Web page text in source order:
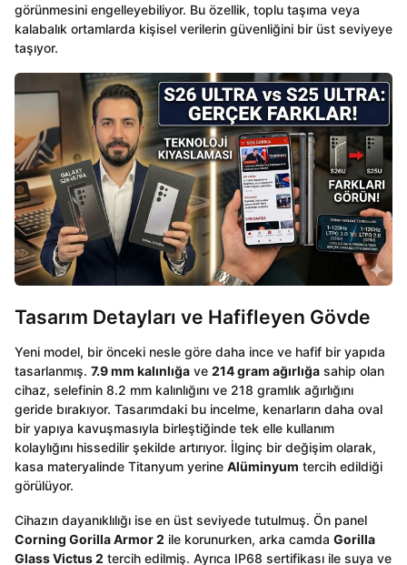
görünmesini engelleyebiliyor. Bu özellik, toplu taşıma veya
kalabalık ortamlarda kişisel verilerin güvenliğini bir üst seviyeye
taşıyor.
Tasarım Detayları ve Hafifleyen Gövde
Yeni model, bir önceki nesle göre daha ince ve hafif bir yapıda
tasarlanmış. 7.9 mm kalınlığa ve 214 gram ağırlığa sahip olan
cihaz, selefinin 8.2 mm kalınlığını ve 218 gramlık ağırlığını
geride bırakıyor. Tasarımdaki bu incelme, kenarların daha oval
bir yapıya kavuşmasıyla birleştiğinde tek elle kullanım
kolaylığını hissedilir şekilde artırıyor. İlginç bir değişim olarak,
kasa materyalinde Titanyum yerine Alüminyum tercih edildiği
görülüyor.
Cihazın dayanıklılığı ise en üst seviyede tutulmuş. Ön panel
Corning Gorilla Armor 2 ile korunurken, arka camda Gorilla
Glass Victus 2 tercih edilmiş. Ayrıca IP68 sertifikası ile suya ve